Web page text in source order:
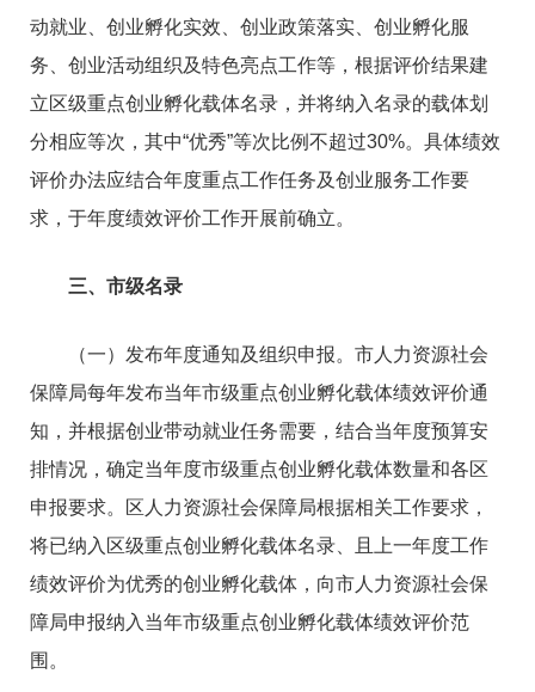
动就业、创业孵化实效、创业政策落实、创业孵化服
务、创业活动组织及特色亮点工作等，根据评价结果建
立区级重点创业孵化载体名录，并将纳入名录的载体划
分相应等次，其中“优秀”等次比例不超过30%。具体绩效
评价办法应结合年度重点工作任务及创业服务工作要
求，于年度绩效评价工作开展前确立。
三、市级名录
（一）发布年度通知及组织申报。市人力资源社会
保障局每年发布当年市级重点创业孵化载体绩效评价通
知，并根据创业带动就业任务需要，结合当年度预算安
排情况，确定当年度市级重点创业孵化载体数量和各区
申报要求。区人力资源社会保障局根据相关工作要求，
将已纳入区级重点创业孵化载体名录、且上一年度工作
绩效评价为优秀的创业孵化载体，向市人力资源社会保
障局申报纳入当年市级重点创业孵化载体绩效评价范
围。